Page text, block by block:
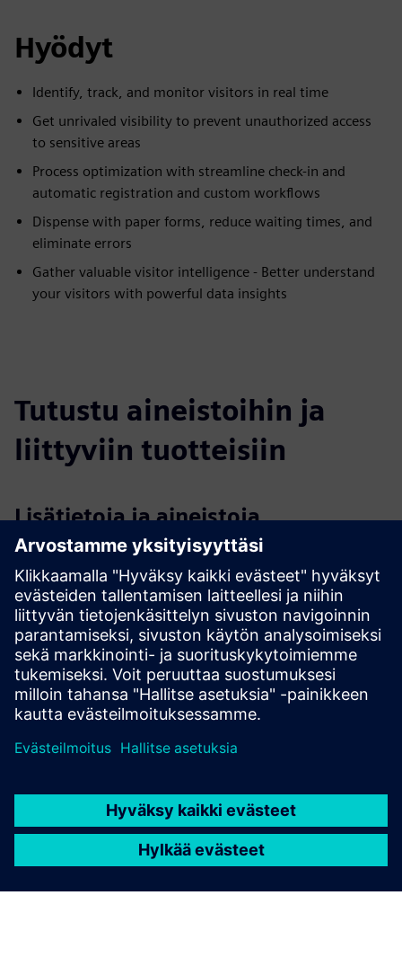
Hyödyt
Identify, track, and monitor visitors in real time
Get unrivaled visibility to prevent unauthorized access
to sensitive areas
Process optimization with streamline check-in and
automatic registration and custom workflows
Dispense with paper forms, reduce waiting times, and
eliminate errors
Gather valuable visitor intelligence - Better understand
your visitors with powerful data insights
Tutustu aineistoihin ja
liittyviin tuotteisiin
Lisätietoja ja aineistoja
More information
Case study: Stryker enhances on-site security
Case study: Visitor management solution for Google
Edellytykset
None